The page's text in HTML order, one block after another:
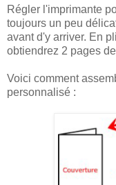
Régler l'imprimante
toujours un peu
avant d'y arriver. En
obtiendrez 2 pages
Voici comment
personnalisé :